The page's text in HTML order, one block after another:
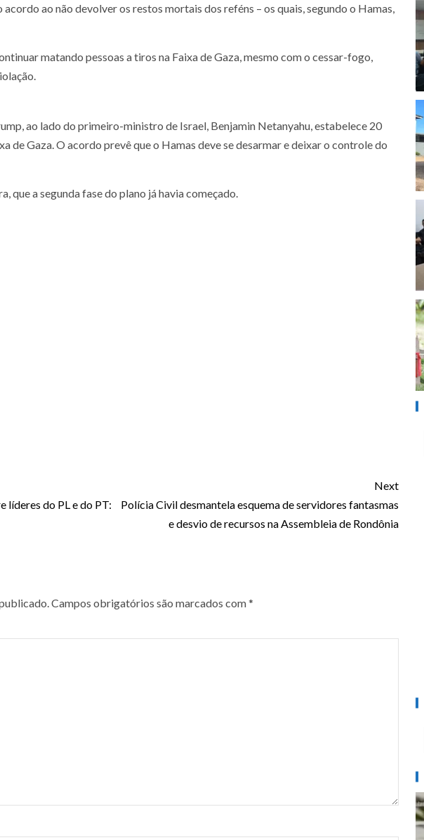
ao não devolver os restos mortais dos reféns – os quais, segundo o Hamas,
matando pessoas a tiros na Faixa de Gaza, mesmo com o cessar-fogo,
ao lado do primeiro-ministro de Israel, Benjamin Netanyahu, estabelece 20
de Gaza. O acordo prevê que o Hamas deve se desarmar e deixar o controle do
que a segunda fase do plano já havia começado.
líderes do PL e do PT:
Next
Polícia Civil desmantela esquema de servidores fantasmas
e desvio de recursos na Assembleia de Rondônia
Campos obrigatórios são marcados com*